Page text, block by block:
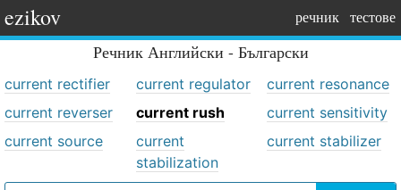
ezikov речник тестове
Речник Английски - Български
current rectifier current regulator
current resonance
current reverser
current rush
current sensitivity
current source
current
stabilization
current stabilizer